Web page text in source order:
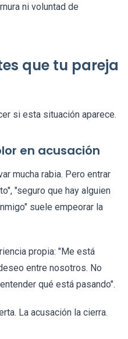
ni voluntad de
que tu pareja
si esta situación aparece.
en acusación
mucha rabia. Pero entrar
"seguro que hay alguien
suele empeorar la
propia: "Me está
entre nosotros. No
qué está pasando".
La acusación la cierra.